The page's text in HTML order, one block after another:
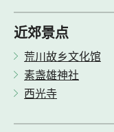
近郊景点
荒川故乡文化馆
素盏雄神社
西光寺